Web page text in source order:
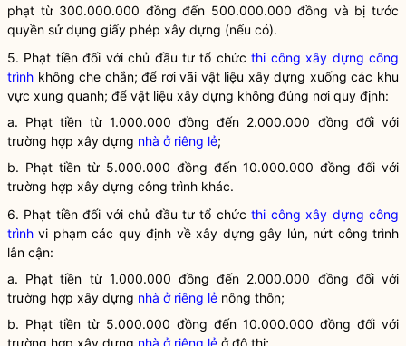
phạt từ 300.000.000 đồng đến 500.000.000 đồng và bị tước
quyền sử dụng giấy phép xây dựng (nếu có).
5. Phạt tiền đối với chủ đầu tư tổ chứcthi công xây dựng công
trình không che chắn; để rơi vãi vật liệu xây dựng xuống các khu
vực xung quanh; để vật liệu xây dựng không đúng nơi quy định:
a. Phạt tiền từ 1.000.000 đồng đến 2.000.000 đồng đối với
trường hợp xây dựng nhà ở riêng lẻ;
b. Phạt tiền từ 5.000.000 đồng đến 10.000.000 đồng đối với
trường hợp xây dựng công trình khác.
6. Phạt tiền đối với chủ đầu tư tổ chứcthi công xây dựng công
trình vi phạm các quy định về xây dựng gây lún, nứt công trình
lân cận:
a. Phạt tiền từ 1.000.000 đồng đến 2.000.000 đồng đối với
trường hợp xây dựng nhà ở riêng lẻ nông thôn;
b. Phạt tiền từ 5.000.000 đồng đến 10.000.000 đồng đối với
trường hợp xây dựng nhà ở riêng lẻ ở đô thị;